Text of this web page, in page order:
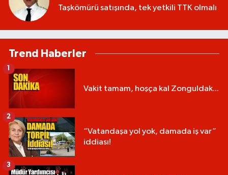
Taşkömürü satışında, tek yetkili TTK olmalı
Trend Haberler
Vakit tamam, hoşça kal Zonguldak...
“Vatandaşa yol yok, damada iş var”
iddiası!
2
3